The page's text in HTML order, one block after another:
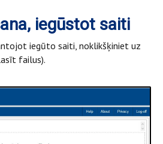
iegūstot saiti
iegūto saiti, noklikšķiniet uz
failus).